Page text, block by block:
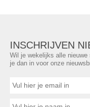
INSCHRIJVEN
Wil je wekelijks alle
je dan in voor onze